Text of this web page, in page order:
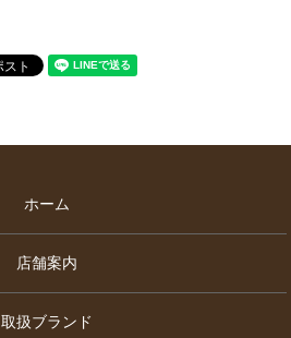
ホーム
店舗案内
取扱ブランド